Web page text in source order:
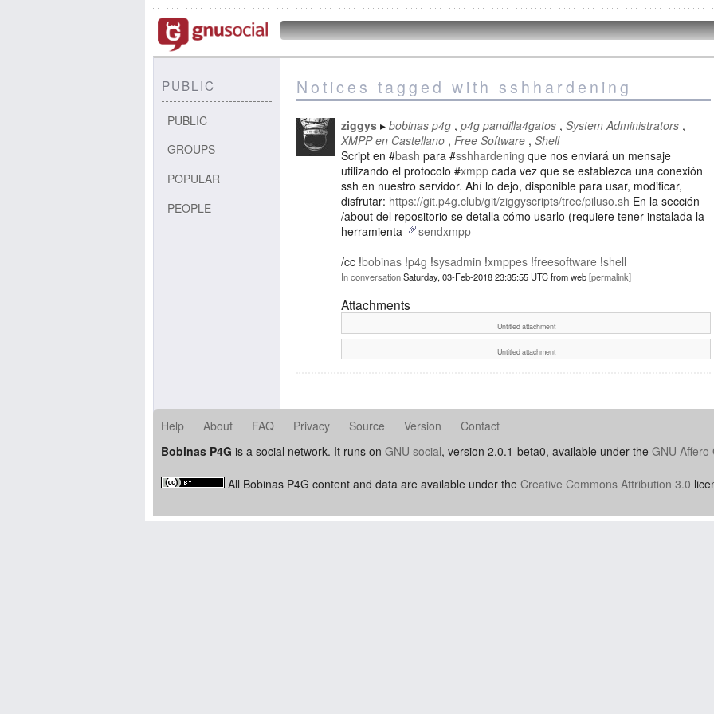
PUBLIC
PUBLIC
GROUPS
POPULAR
PEOPLE
Notices tagged with sshhardening
ziggys bobinas p4g p4g pandilla4gatos System Administrators
XMPP en Castellano Free Software Shell
Script en #bash para #sshhardening que nos enviará un mensaje
utilizando el protocolo #xmpp cada vez que se establezca una conexión
ssh en nuestro servidor. Ahí lo dejo, disponible para usar, modificar,
disfrutar: https://git.p4g.club/git/ziggyscripts/tree/piluso.sh En la sección
/about del repositorio se detalla cómo usarlo (requiere tener instalada la
herramienta
sendxmpp
/cc !bobinas !p4g !sysadmin !xmppes !freesoftware !shell
In conversationSaturday, 03-Feb-2018 23:35:55 UTCfromweb permalink
Attachments
Untitled attachment
Untitled attachment
Help About FAQ Privacy Source Version
Contact
Bobinas P4G is a social network. It runs on GNU social, version 2.0.1-beta0, available under the GNU Affero
All Bobinas P4G content and data are available under the Creative Commons Attribution 3.0